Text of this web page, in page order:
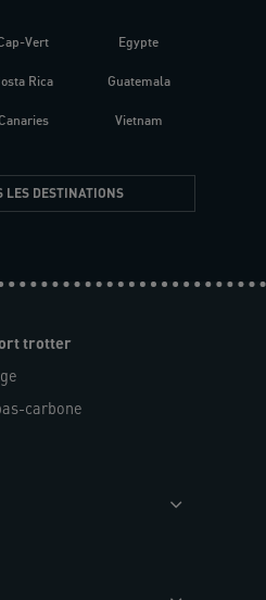
Vert
Rica
Egypte
Guatemala
Vietnam
LES DESTINATIONS
trotter
carbone